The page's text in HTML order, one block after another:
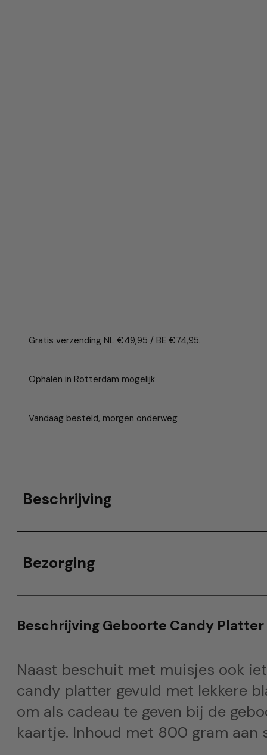
Gratis verzending NL €49,95 / BE €74,95.
Ophalen in Rotterdam mogelijk
Vandaag besteld, morgen onderweg
Beschrijving
Bezorging
Beschrijving Geboorte Candy
Naast beschuit met muisjes ook
candy platter gevuld met lekkere
om als cadeau te geven bij de
kaartje. Inhoud met 800 gram aan